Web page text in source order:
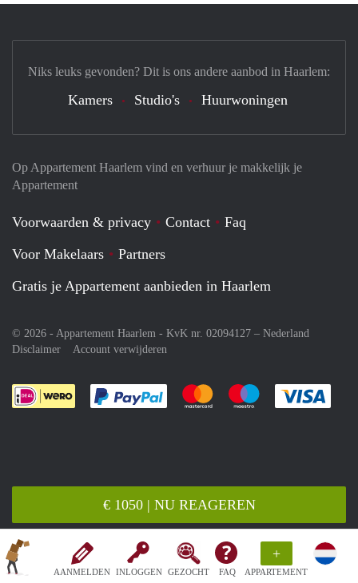
AANMELDEN INLOGGEN GEZOCHT FAQ
+
APPARTEMENT
€ 1050 | NU REAGEREN
Op Appartement Haarlem vind en verhuur je makkelijk je
Appartement
Voorwaarden & privacy Contact
Faq
Voor Makelaars
Partners
Gratis je Appartement aanbieden in Haarlem
© 2026 - Appartement Haarlem - KvK nr. 02094127 – Nederland
Disclaimer
Account verwijderen
Je rekent gemakkelijk af met Paypal
Je rekent gemakkelijk af met
Je rekent
Niks leuks gevonden? Dit is ons andere aanbod in Haarlem:
Kamers Studio's Huurwoningen